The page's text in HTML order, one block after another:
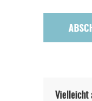
Paypal -
Vielleicht